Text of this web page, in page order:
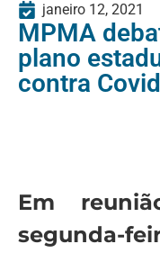
janeiro 12, 2021
MPMA
plano
contra
Em
segunda-